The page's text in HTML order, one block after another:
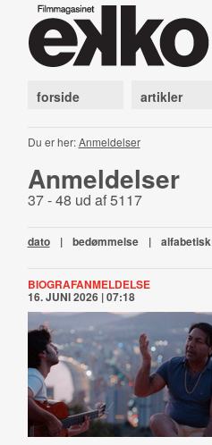
forside artikler
Du er her:Anmeldelser
Anmeldelser
37 - 48 ud af 5117
dato | bedømmelse | alfabetisk
BIOGRAFANMELDELSE
16. JUNI 2026 | 07:18